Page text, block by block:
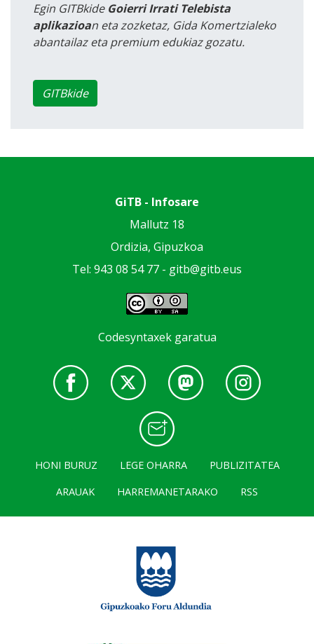
Egin GITBkide Goierri Irrati Telebista
aplikazioan eta zozketaz, Gida Komertzialeko
abantailaz eta premium edukiaz gozatu.
GITBkide
GiTB - Infosare
Mallutz 18
Ordizia, Gipuzkoa
Tel: 943 08 54 77 - gitb@gitb.eus
Codesyntaxek garatua
HONI BURUZ LEGE OHARRA
PUBLIZITATEA
ARAUAK
HARREMANETARAKO RSS